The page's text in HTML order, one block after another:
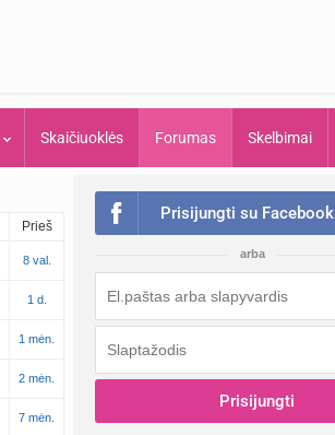
Skaičiuoklės Forumas Skelbimai
Prieš
8 val.
1 d.
1 mėn.
2 mėn.
7 mėn.
Prisijungti su Facebook
arba
Prisijungti